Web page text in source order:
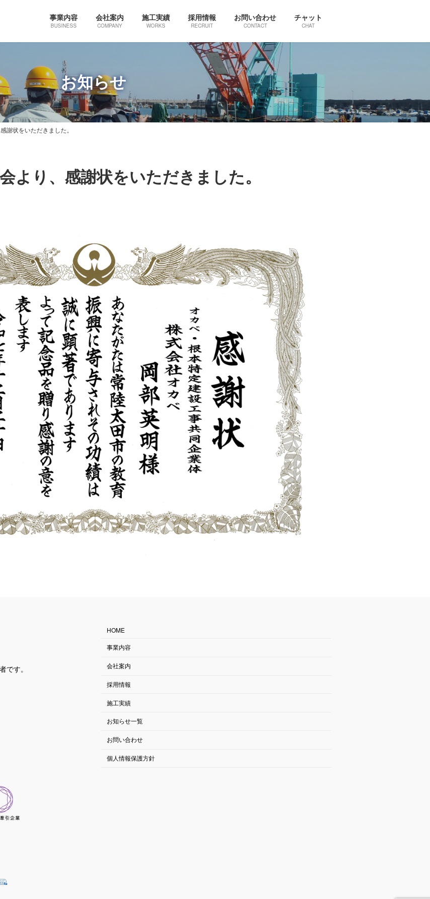
事業内容
BUSINESS
会社案内
COMPANY
施工実績
WORKS
採用情報
RECRUIT
お問い合わせ
CONTACT
チャット
CHAT
お知らせ
謝状をいただきました。
より、感謝状をいただきました。
です。
HOME
事業内容
会社案内
採用情報
施工実績
お知らせ一覧
お問い合わせ
個人情報保護方針